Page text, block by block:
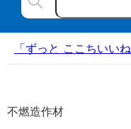
「ずっと ここちいい
不燃造作材